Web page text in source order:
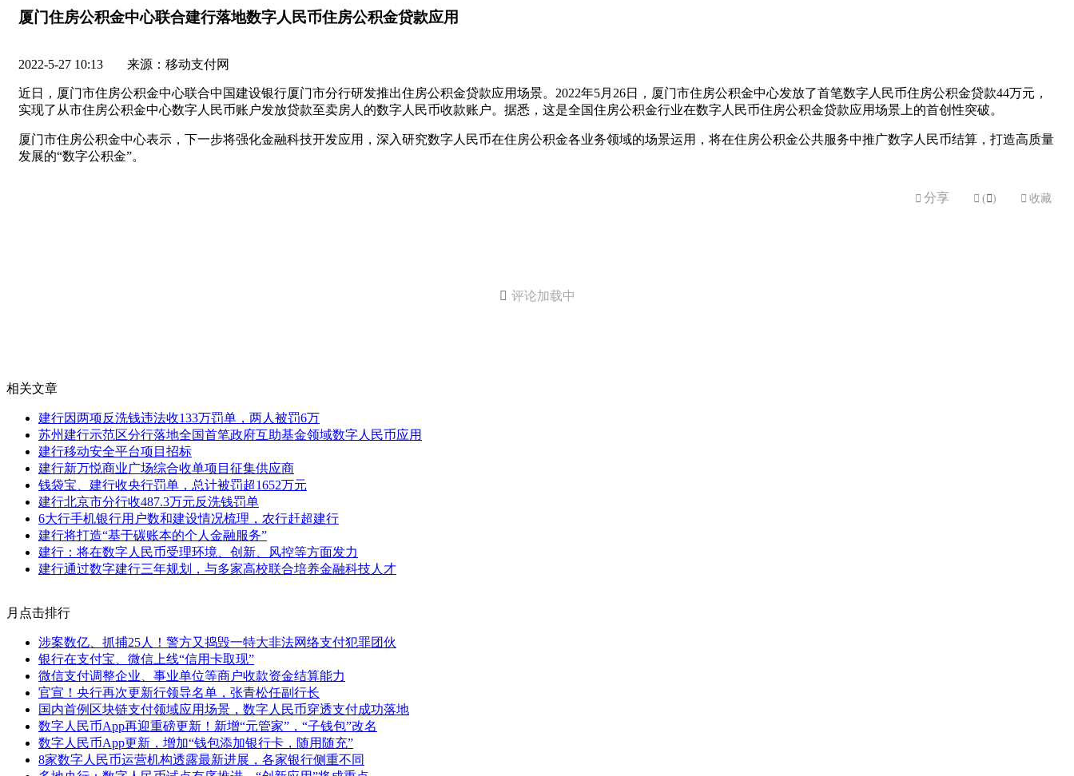
厦门住房公积金中心联合建行落地数字人民币住房公积金贷款应用
2022-5-27 10:13 来源：移动支付网
近日，厦门市住房公积金中心联合中国建设银行厦门市分行研发推出住房公积金贷款应用场景。2022年5月26日，厦门市住房公积金中心发放了首笔数字人民币住房公积金贷款44万元，
实现了从市住房公积金中心数字人民币账户发放贷款至卖房人的数字人民币收款账户。据悉，这是全国住房公积金行业在数字人民币住房公积金贷款应用场景上的首创性突破。
厦门市住房公积金中心表示，下一步将强化金融科技开发应用，深入研究数字人民币在住房公积金各业务领域的场景运用，将在住房公积金公共服务中推广数字人民币结算，打造高质量
发展的“数字公积金”。
 分享  ( )  收藏
 评论加载中
相关文章
建行因两项反洗钱违法收133万罚单，两人被罚6万
苏州建行示范区分行落地全国首笔政府互助基金领域数字人民币应用
建行移动安全平台项目招标
建行新万悦商业广场综合收单项目征集供应商
钱袋宝、建行收央行罚单，总计被罚超1652万元
建行北京市分行收487.3万元反洗钱罚单
6大行手机银行用户数和建设情况梳理，农行赶超建行
建行将打造“基于碳账本的个人金融服务”
建行：将在数字人民币受理环境、创新、风控等方面发力
建行通过数字建行三年规划，与多家高校联合培养金融科技人才
月点击排行
涉案数亿、抓捕25人！警方又捣毁一特大非法网络支付犯罪团伙
银行在支付宝、微信上线“信用卡取现”
微信支付调整企业、事业单位等商户收款资金结算能力
官宣！央行再次更新行领导名单，张青松任副行长
国内首例区块链支付领域应用场景，数字人民币穿透支付成功落地
数字人民币App再迎重磅更新！新增“元管家”，“子钱包”改名
数字人民币App更新，增加“钱包添加银行卡，随用随充”
8家数字人民币运营机构透露最新进展，各家银行侧重不同